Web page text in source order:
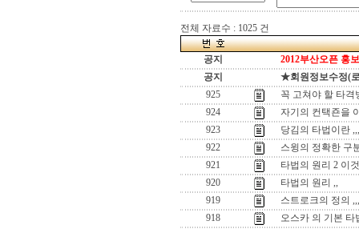
전체 자료수 : 1025 건
공지
2012부산오픈 홍
공지
★회원정보수정(
925
꼭 고쳐야 할 타격
924
자기의 컨택죤을
923
당김의 타법이란
922
스윙의 정확한 구
921
타법의 원리 2 이
920
타법의 원리 ,,
919
스트로크의 정의
918
오스카 의 기본 타